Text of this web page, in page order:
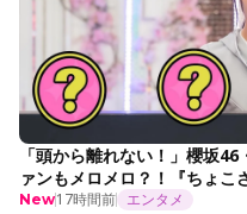
「頭から離れない！」櫻坂
ァンもメロメロ？！『ちょこ
New17時間前 エンタメ